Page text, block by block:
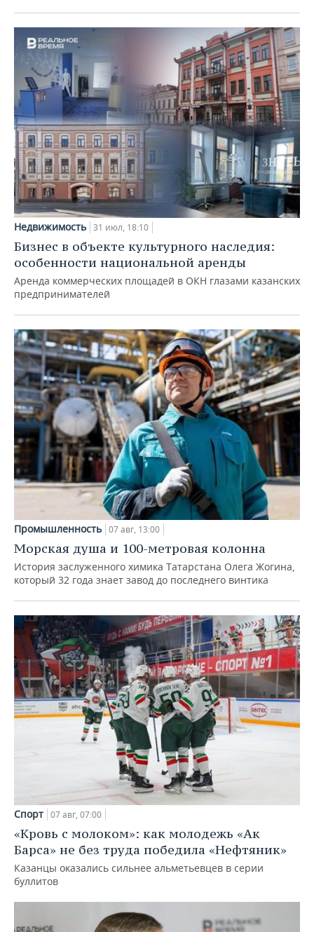
Недвижимость 31 июл, 18:10
Бизнес в объекте культурного наследия:
особенности национальной аренды
Аренда коммерческих площадей в ОКН глазами казанских
предпринимателей
Промышленность 07 авг, 13:00
Морская душа и 100-метровая колонна
История заслуженного химика Татарстана Олега Жогина,
который 32 года знает завод до последнего винтика
Спорт 07 авг, 07:00
«Кровь с молоком»: как молодежь «Ак
Барса» не без труда победила «Нефтяник»
Казанцы оказались сильнее альметьевцев в серии
буллитов